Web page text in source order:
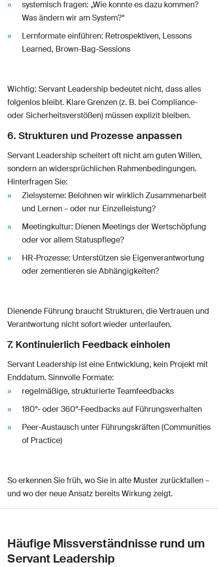
systemisch fragen: „Wie konnte es dazu kommen?
Was ändern wir am System?“
Lernformate einführen: Retrospektiven, Lessons
Learned, Brown-Bag-Sessions
Wichtig: Servant Leadership bedeutet nicht, dass alles
folgenlos bleibt. Klare Grenzen (z. B. bei Compliance-
oder Sicherheitsverstößen) müssen explizit bleiben.
6. Strukturen und Prozesse anpassen
Servant Leadership scheitert oft nicht am guten Willen,
sondern an widersprüchlichen Rahmenbedingungen.
Hinterfragen Sie:
Zielsysteme: Belohnen wir wirklich Zusammenarbeit
und Lernen – oder nur Einzelleistung?
Meetingkultur: Dienen Meetings der Wertschöpfung
oder vor allem Statuspflege?
HR-Prozesse: Unterstützen sie Eigenverantwortung
oder zementieren sie Abhängigkeiten?
Dienende Führung braucht Strukturen, die Vertrauen und
Verantwortung nicht sofort wieder unterlaufen.
7. Kontinuierlich Feedback einholen
Servant Leadership ist eine Entwicklung, kein Projekt mit
Enddatum. Sinnvolle Formate:
regelmäßige, strukturierte Teamfeedbacks
180°- oder 360°-Feedbacks auf Führungsverhalten
Peer-Austausch unter Führungskräften (Communities
of Practice)
So erkennen Sie früh, wo Sie in alte Muster zurückfallen –
und wo der neue Ansatz bereits Wirkung zeigt.
Häufige Missverständnisse rund um
Servant Leadership